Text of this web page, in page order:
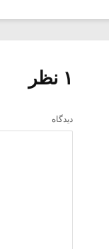
۱ نظر
دیدگاه